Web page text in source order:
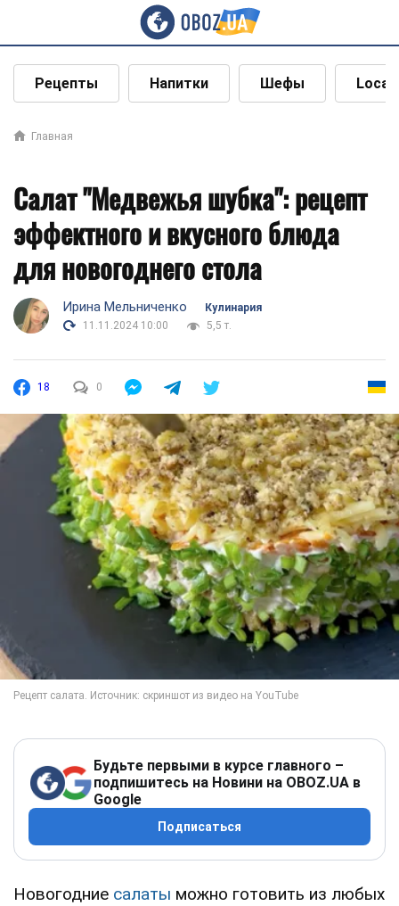
Рецепты Напитки Шефы Local
Главная
Салат "Медвежья шубка": рецепт
эффектного и вкусного блюда
для новогоднего стола
Ирина Мельниченко
Кулинария
11.11.2024 10:00
5,5 т.
18 0
Будьте первыми в курсе главного –
подпишитесь на Новини на OBOZ.UA в
Google
Подписаться
Новогодние салаты можно готовить из любых